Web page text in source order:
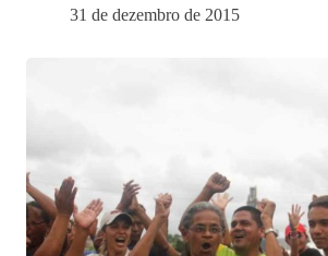
31 de dezembro de 2015